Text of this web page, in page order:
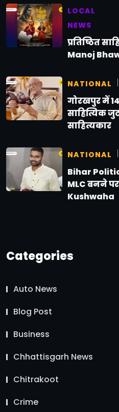
LOCAL
NEWS
प्रतिष्ठित
Manoj
NATIONAL
गोरखपुर में
साहित्यिक
साहित्यकार
NATIONAL
Bihar
MLC बनने
Kushwaha
Categories
Auto News
Blog Post
Business
Chhattisgarh News
Chitrakoot
Crime